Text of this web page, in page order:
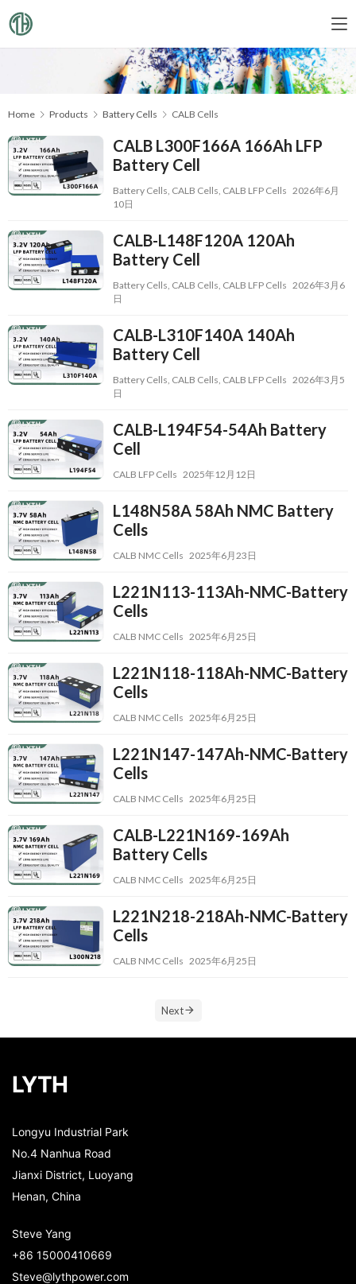
Home Products Battery Cells CALB Cells
CALB L300F166A 166Ah LFP
Battery Cell
Battery Cells CALB Cells CALB LFP Cells 2026年6月
10日
CALB-L148F120A 120Ah
Battery Cell
Battery Cells CALB Cells CALB LFP Cells 2026年3月6
日
CALB-L310F140A 140Ah
Battery Cell
Battery Cells CALB Cells CALB LFP Cells 2026年3月5
日
CALB-L194F54-54Ah Battery
Cell
CALB LFP Cells 2025年12月12日
L148N58A 58Ah NMC Battery
Cells
CALB NMC Cells 2025年6月23日
L221N113-113Ah-NMC-Battery
Cells
CALB NMC Cells 2025年6月25日
L221N118-118Ah-NMC-Battery
Cells
CALB NMC Cells 2025年6月25日
L221N147-147Ah-NMC-Battery
Cells
CALB NMC Cells 2025年6月25日
CALB-L221N169-169Ah
Battery Cells
CALB NMC Cells 2025年6月25日
L221N218-218Ah-NMC-Battery
Cells
CALB NMC Cells 2025年6月25日
Next
LYTH
Longyu Industrial Park
No.4 Nanhua Road
Jianxi District, Luoyang
Henan, China
Steve Yang
+86 15000410669
Steve@lythpower.com